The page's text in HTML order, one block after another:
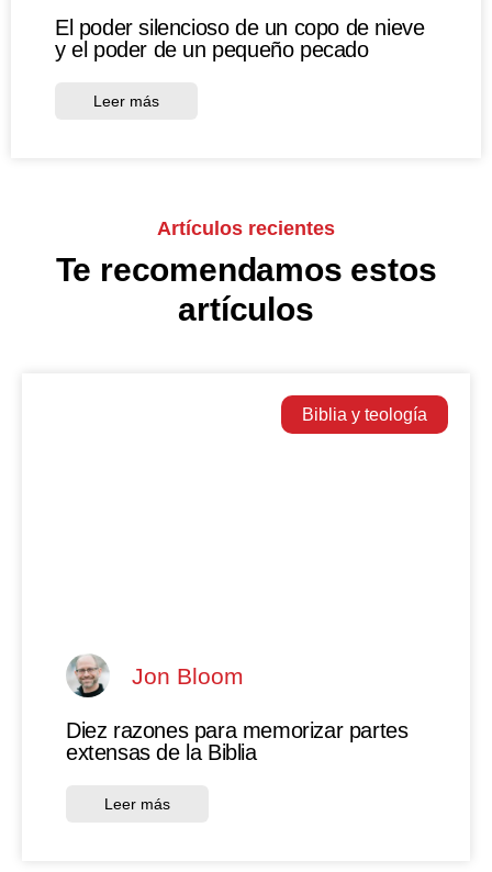
El poder silencioso de un copo de nieve
y el poder de un pequeño pecado
Leer más
Artículos recientes
Te recomendamos estos
artículos
Biblia y teología
Jon Bloom
Diez razones para memorizar partes
extensas de la Biblia
Leer más